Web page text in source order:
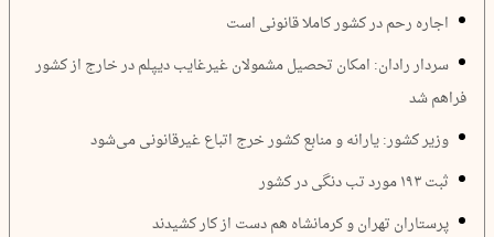
اجاره رحم در کشور کاملا قانونی است
سردار رادان: امکان تحصیل مشمولان غیرغایب دیپلم در خارج از کشور
فراهم شد
وزیر کشور: یارانه و منابع کشور خرج اتباع غیرقانونی می‌شود
ثبت ۱۹۳ مورد تب دنگی در کشور
پرستاران تهران و کرمانشاه هم دست از کار کشیدند